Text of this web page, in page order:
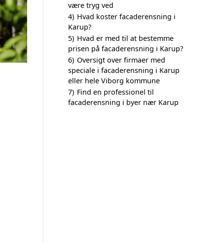
være tryg ved
4) Hvad koster facaderensning i
Karup?
5) Hvad er med til at bestemme
prisen på facaderensning i Karup?
6) Oversigt over firmaer med
speciale i facaderensning i Karup
eller hele Viborg kommune
7) Find en professionel til
facaderensning i byer nær Karup